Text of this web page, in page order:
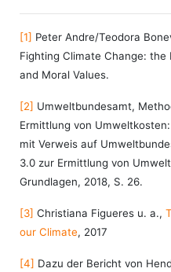
[1] Peter Andre/Teodora
Fighting Climate Change: the
and Moral Values.
[2] Umweltbundesamt,
Ermittlung von
mit Verweis auf
3.0 zur Ermittlung von
Grundlagen, 2018, S. 26.
[3] Christiana Figueres u. a.,
our Climate, 2017
[4] Dazu der Bericht von